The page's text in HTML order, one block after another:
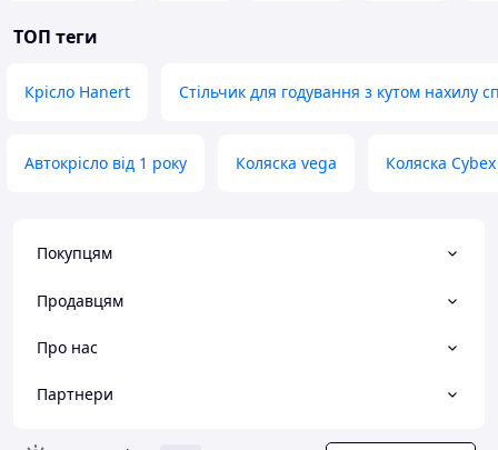
ТОП теги
Крісло Hanert Стільчик для годування з кутом нахилу
Автокрісло від 1 року Коляска vega Коляска
Покупцям
Продавцям
Про нас
Партнери